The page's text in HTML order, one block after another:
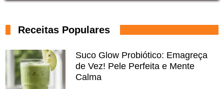
Receitas Populares
Suco Glow Probiótico: Emagreça
de Vez! Pele Perfeita e Mente
Calma